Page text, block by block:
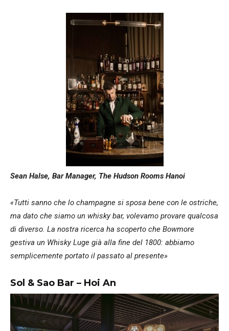
Sean Halse, Bar Manager, The Hudson Rooms Hanoi
«Tutti sanno che lo champagne si sposa bene con le ostriche,
ma dato che siamo un whisky bar, volevamo provare qualcosa
di diverso. La nostra ricerca ha scoperto che Bowmore
gestiva un Whisky Luge già alla fine del 1800: abbiamo
semplicemente portato il passato al presente»
Sol & Sao Bar – Hoi An